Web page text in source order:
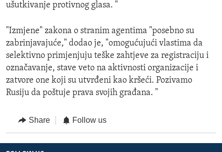
ušutkivanje protivnog glasa. "
"Izmjene" zakona o stranim agentima "posebno su
zabrinjavajuće," dodao je, "omogućujući vlastima da
selektivno primjenjuju teške zahtjeve za registraciju i
označavanje, stave veto na aktivnosti organizacije i
zatvore one koji su utvrđeni kao kršeći. Pozivamo
Rusiju da poštuje prava svojih građana. "
Share Follow us